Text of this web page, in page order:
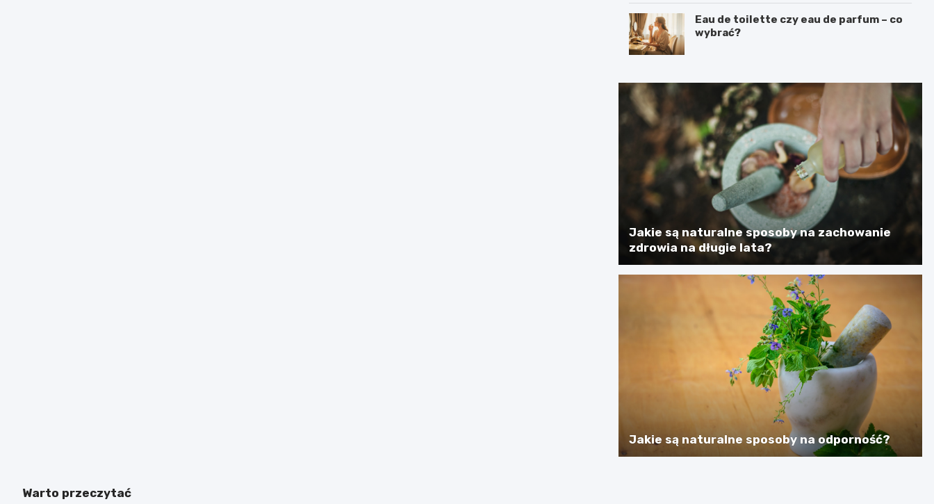
Eau de toilette czy eau de parfum – co
wybrać?
Jakie są naturalne sposoby na zachowanie
zdrowia na długie lata?
Jakie są naturalne sposoby na odporność?
Warto przeczytać